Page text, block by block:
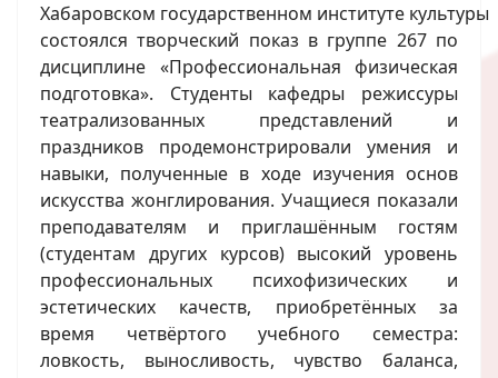
Хабаровском государственном институте культуры
состоялся творческий показ в группе 267 по
дисциплине «Профессиональная физическая
подготовка». Студенты кафедры режиссуры
театрализованных представлений и
праздников продемонстрировали умения и
навыки, полученные в ходе изучения основ
искусства жонглирования. Учащиеся показали
преподавателям и приглашённым гостям
(студентам других курсов) высокий уровень
профессиональных психофизических и
эстетических качеств, приобретённых за
время четвёртого учебного семестра:
ловкость, выносливость, чувство баланса,